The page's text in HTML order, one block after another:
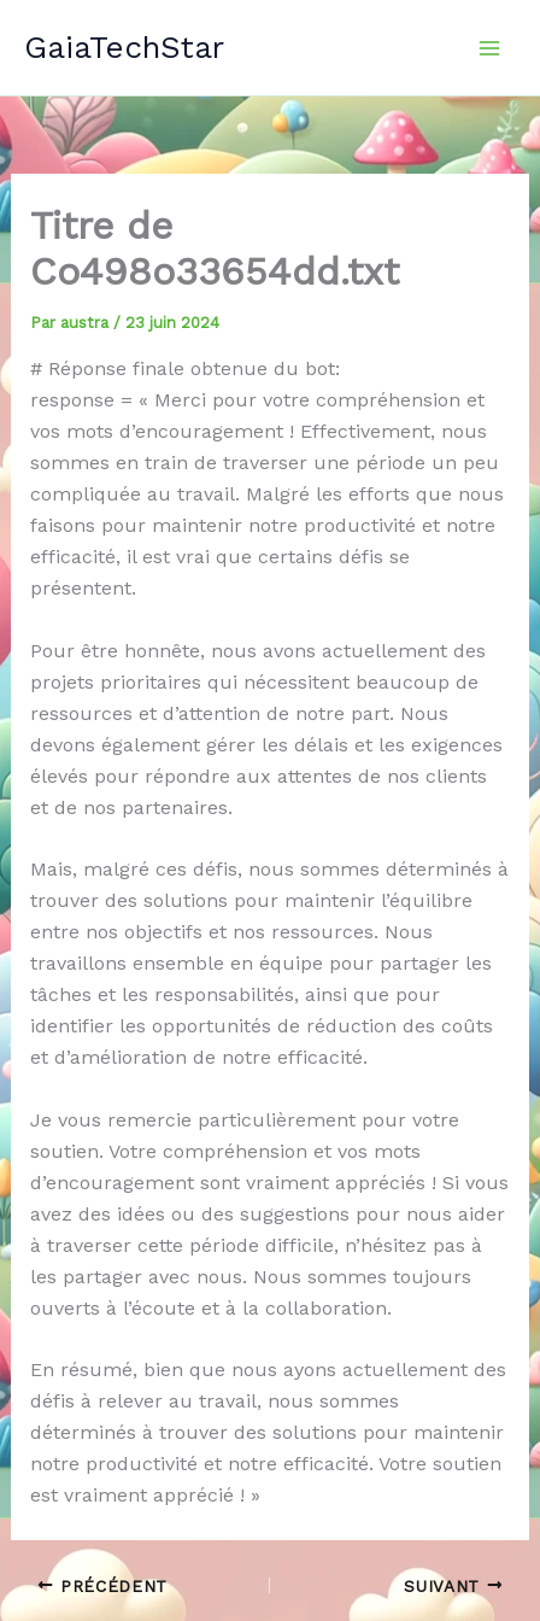
GaiaTechStar
Titre de
Co498o33654dd.txt
Par austra / 23 juin 2024
# Réponse finale obtenue du bot:
response = « Merci pour votre compréhension et
vos mots d’encouragement ! Effectivement, nous
sommes en train de traverser une période un peu
compliquée au travail. Malgré les efforts que nous
faisons pour maintenir notre productivité et notre
efficacité, il est vrai que certains défis se
présentent.
Pour être honnête, nous avons actuellement des
projets prioritaires qui nécessitent beaucoup de
ressources et d’attention de notre part. Nous
devons également gérer les délais et les exigences
élevés pour répondre aux attentes de nos clients
et de nos partenaires.
Mais, malgré ces défis, nous sommes déterminés à
trouver des solutions pour maintenir l’équilibre
entre nos objectifs et nos ressources. Nous
travaillons ensemble en équipe pour partager les
tâches et les responsabilités, ainsi que pour
identifier les opportunités de réduction des coûts
et d’amélioration de notre efficacité.
Je vous remercie particulièrement pour votre
soutien. Votre compréhension et vos mots
d’encouragement sont vraiment appréciés ! Si vous
avez des idées ou des suggestions pour nous aider
à traverser cette période difficile, n’hésitez pas à
les partager avec nous. Nous sommes toujours
ouverts à l’écoute et à la collaboration.
En résumé, bien que nous ayons actuellement des
défis à relever au travail, nous sommes
déterminés à trouver des solutions pour maintenir
notre productivité et notre efficacité. Votre soutien
est vraiment apprécié ! »
PRÉCÉDENT SUIVANT